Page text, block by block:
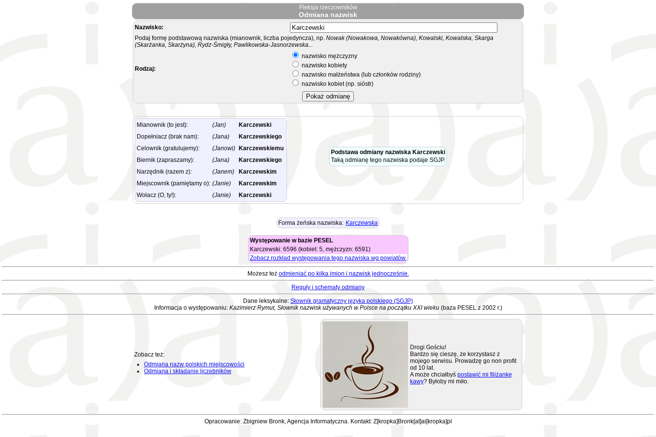
Fleksja rzeczowników
Odmiana nazwisk
Nazwisko:
Podaj formę podstawową nazwiska (mianownik, liczba pojedyncza), np. Nowak (Nowakowa, Nowakówna), Kowalski, Kowalska, Skarga
(Skarżanka, Skarżyna), Rydz-Śmigły, Pawlikowska-Jasnorzewska...
Rodzaj:
nazwisko mężczyzny
nazwisko kobiety
nazwisko małżeństwa (lub członków rodziny)
nazwisko kobiet (np. sióstr)
Mianownik (to jest): (Jan)
Karczewski
Dopełniacz (brak nam):
(Jana)
Karczewskiego
Celownik (gratulujemy):
(Janowi)
Karczewskiemu
Biernik (zapraszamy):
(Jana)
Karczewskiego
Narzędnik (razem z):
(Janem)
Karczewskim
Miejscownik (pamiętamy o): (Janie)
Karczewskim
Wołacz (O, ty!):
(Janie) Karczewski
Podstawa odmiany nazwiska Karczewski
Taką odmianę tego nazwiska podaje SGJP.
Forma żeńska nazwiska: Karczewska
Występowanie w bazie PESEL
Karczewski: 6596 (kobiet: 5, mężczyzn: 6591)
Zobacz rozkład występowania tego nazwiska wg powiatów.
Możesz też odmieniać po kilka imion i nazwisk jednocześnie.
Reguły i schematy odmiany
Dane leksykalne: Słownik gramatyczny języka polskiego (SGJP)
Informacja o występowaniu: Kazimierz Rymut, Słownik nazwisk używanych w Polsce na początku XXI wieku(baza PESEL z 2002 r.)
Zobacz też:
Odmiana nazw polskich miejscowości
Odmiana i składanie liczebników
Drogi Gościu!
Bardzo się cieszę, że korzystasz z
mojego serwisu. Prowadzę go non profit
od 10 lat.
A może chciałbyś postawić mi filiżankę
kawy? Byłoby mi miło.
Opracowanie: Zbigniew Bronk, Agencja Informatyczna. Kontakt: Z[kropka]Bronk[at]ai[kropka]pl